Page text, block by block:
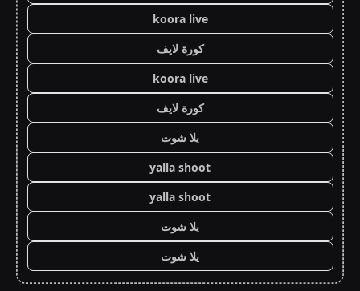
koora live
كورة لايف
koora live
كورة لايف
يلا شوت
yalla shoot
yalla shoot
يلا شوت
يلا شوت